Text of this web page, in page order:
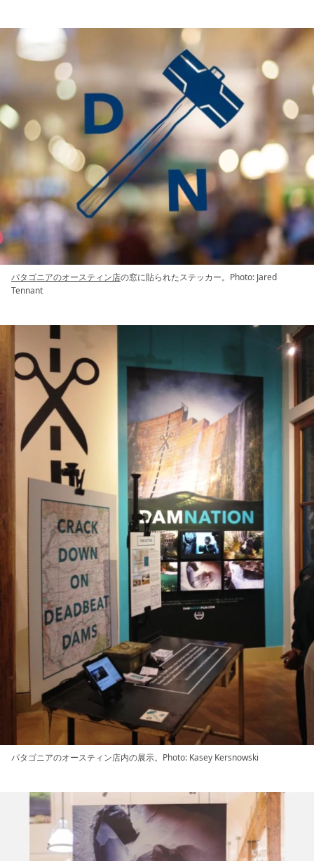
パタゴニアのオースティン店の窓に貼られたステッカー。Photo: Jared
Tennant
パタゴニアのオースティン店内の展示。Photo: Kasey Kersnowski